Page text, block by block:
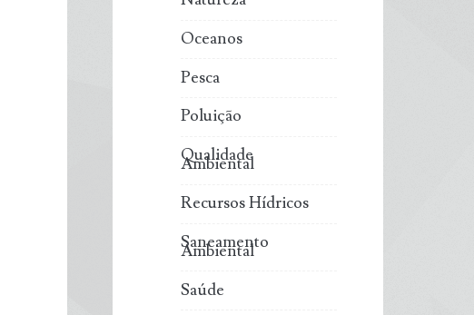
Oceanos
Pesca
Poluição
Qualidade
Ambiental
Recursos Hídricos
Saneamento
Ambiental
Saúde